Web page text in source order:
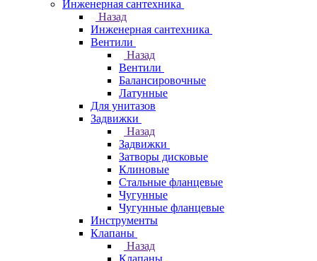
Инженерная сантехника
Назад
Инженерная сантехника
Вентили
Назад
Вентили
Балансировочные
Латунные
Для унитазов
Задвижки
Назад
Задвижки
Затворы дисковые
Клиновые
Стальные фланцевые
Чугунные
Чугунные фланцевые
Инструменты
Клапаны
Назад
Клапаны